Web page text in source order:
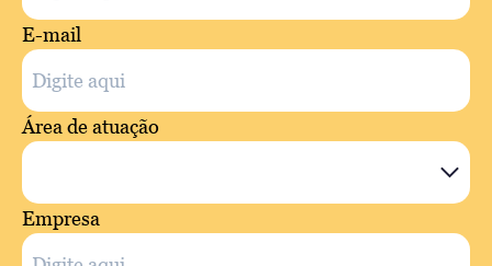
E-mail
Área de atuação
Empresa